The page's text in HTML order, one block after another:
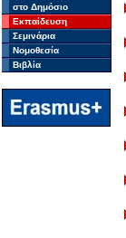
στο Δημόσιο
Εκπαίδευση
Σεμινάρια
Νομοθεσία
Βιβλία